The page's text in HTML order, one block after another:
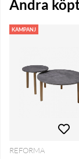
Andra
KAMPANJ
REFORMA